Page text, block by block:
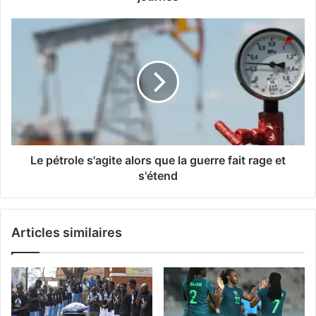
quatrième
journée
pétrole
s'agite
fait
rage
Le pétrole s'agite alors que la guerre fait rage et
s'étend
Articles similaires